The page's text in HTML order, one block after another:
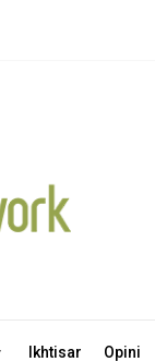
Ikhtisar Opini